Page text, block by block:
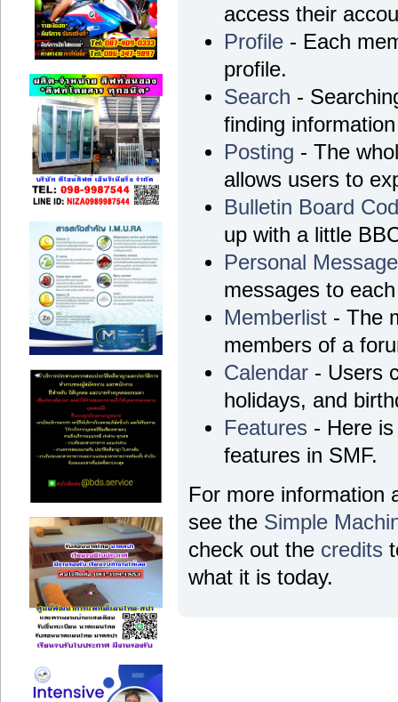
access their
Profile - Each
profile.
Search -
finding
Posting - The
allows users to
Bulletin Board
up with a little
Personal
messages to
Memberlist - The
members of a
Calendar - Users
holidays, and
Features - Here
features in SMF.
For more information
see the Simple
check out the credits
what it is today.